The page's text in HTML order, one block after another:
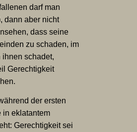
darf man
dann aber nicht
dass seine
zu schaden, im
ihnen schadet,
Gerechtigkeit
der ersten
in eklatantem
Gerechtigkeit sei